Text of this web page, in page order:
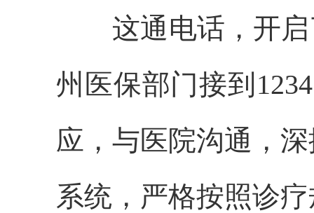
这通电话，开
州医保部门接到
应，与医院沟通，
系统，严格按照诊